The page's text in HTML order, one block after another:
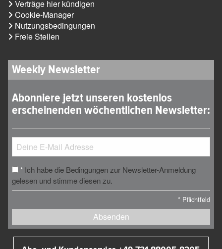
Verträge hier kündigen
Cookie-Manager
Nutzungsbedingungen
Freie Stellen
Weekly Newsletter
Abonniere jetzt unseren kostenlos
erscheinenden wöchentlichen Newsletter:
* Ich habe die Bedingungen zur Newsletter-Anmeldung
gelesen und stimme diesen zu.
* Pflichtfeld
Absenden